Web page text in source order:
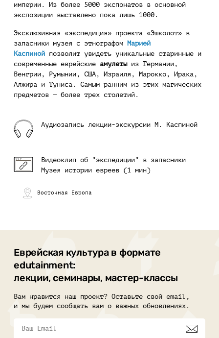
империи. Из более 5000 экспонатов в основной
экспозиции выставлено пока лишь 1000.
Эксклюзивная «экспедиция» проекта «Эшколот» в
запасники музея с этнографом Марией
Каспиной позволит увидеть уникальные старинные и
современные еврейские амулетыиз Германии,
Венгрии, Румынии, США, Израиля, Марокко, Ирака,
Алжира и Туниса. Самым ранним из этих магических
предметов — более трех столетий.
Аудиозапись лекции-экскурсии М. Каспиной
Видеоклип об "экспедиции" в запасники
Музея истории евреев (1 мин)
Восточная Европа
Еврейская культура в формате
edutainment:
лекции, семинары, мастер-классы
Вам нравится наш проект? Оставьте свой email,
и мы будем сообщать вам о важных обновлениях.